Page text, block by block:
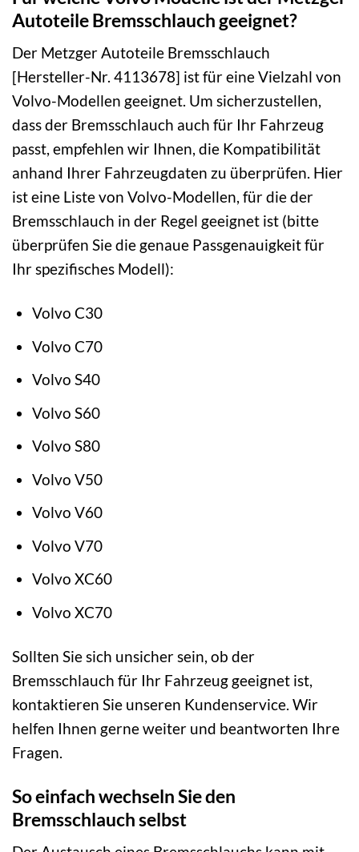
Autoteile Bremsschlauch geeignet?
Der Metzger Autoteile Bremsschlauch
[Hersteller-Nr. 4113678] ist für eine Vielzahl von
Volvo-Modellen geeignet. Um sicherzustellen,
dass der Bremsschlauch auch für Ihr Fahrzeug
passt, empfehlen wir Ihnen, die Kompatibilität
anhand Ihrer Fahrzeugdaten zu überprüfen. Hier
ist eine Liste von Volvo-Modellen, für die der
Bremsschlauch in der Regel geeignet ist (bitte
überprüfen Sie die genaue Passgenauigkeit für
Ihr spezifisches Modell):
Volvo C30
Volvo C70
Volvo S40
Volvo S60
Volvo S80
Volvo V50
Volvo V60
Volvo V70
Volvo XC60
Volvo XC70
Sollten Sie sich unsicher sein, ob der
Bremsschlauch für Ihr Fahrzeug geeignet ist,
kontaktieren Sie unseren Kundenservice. Wir
helfen Ihnen gerne weiter und beantworten Ihre
Fragen.
So einfach wechseln Sie den
Bremsschlauch selbst